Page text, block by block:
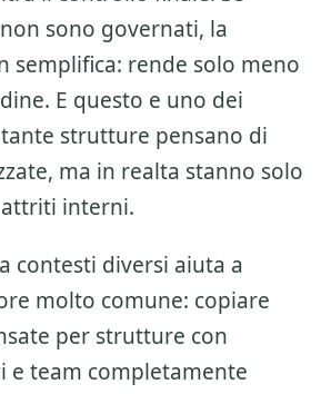
sono governati, la
semplifica: rende solo meno
E questo e uno dei
strutture pensano di
ma in realta stanno solo
interni.
contesti diversi aiuta a
molto comune: copiare
per strutture con
e team completamente